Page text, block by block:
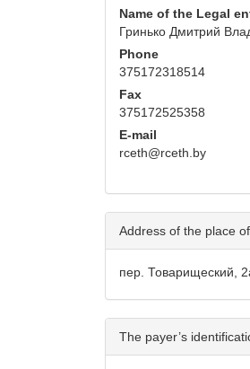
Name of the Legal
Гринько Дмитрий
Phone
375172318514
Fax
375172525358
E-mail
rceth@rceth.by
Address of the place
пер. Товарищеский,
The payer’s